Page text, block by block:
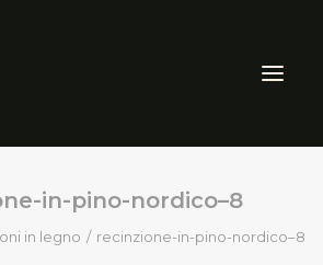
AZIENDA
in-pino-nordico–8
in legno recinzione-in-pino-nordico–8